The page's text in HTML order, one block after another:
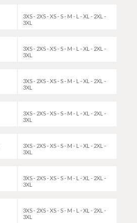
3XS - 2XS - XS - S - M - L - XL - 2XL -
3XL
3XS - 2XS - XS - S - M - L - XL - 2XL -
3XL
3XS - 2XS - XS - S - M - L - XL - 2XL -
3XL
3XS - 2XS - XS - S - M - L - XL - 2XL -
3XL
3XS - 2XS - XS - S - M - L - XL - 2XL -
3XL
3XS - 2XS - XS - S - M - L - XL - 2XL -
3XL
3XS - 2XS - XS - S - M - L - XL - 2XL -
3XL